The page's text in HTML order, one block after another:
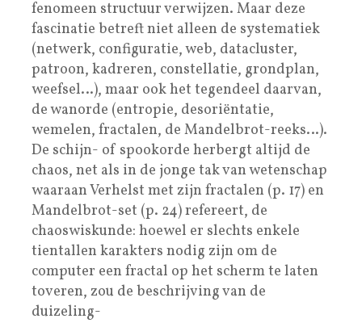
fenomeen structuur verwijzen. Maar deze
fascinatie betreft niet alleen de systematiek
(netwerk, configuratie, web, datacluster,
patroon, kadreren, constellatie, grondplan,
weefsel…), maar ook het tegendeel daarvan,
de wanorde (entropie, desoriëntatie,
wemelen, fractalen, de Mandelbrot-reeks…).
De schijn- of spookorde herbergt altijd de
chaos, net als in de jonge tak van wetenschap
waaraan Verhelst met zijn fractalen (p. 17) en
Mandelbrot-set (p. 24) refereert, de
chaoswiskunde: hoewel er slechts enkele
tientallen karakters nodig zijn om de
computer een fractal op het scherm te laten
toveren, zou de beschrijving van de
duizeling-